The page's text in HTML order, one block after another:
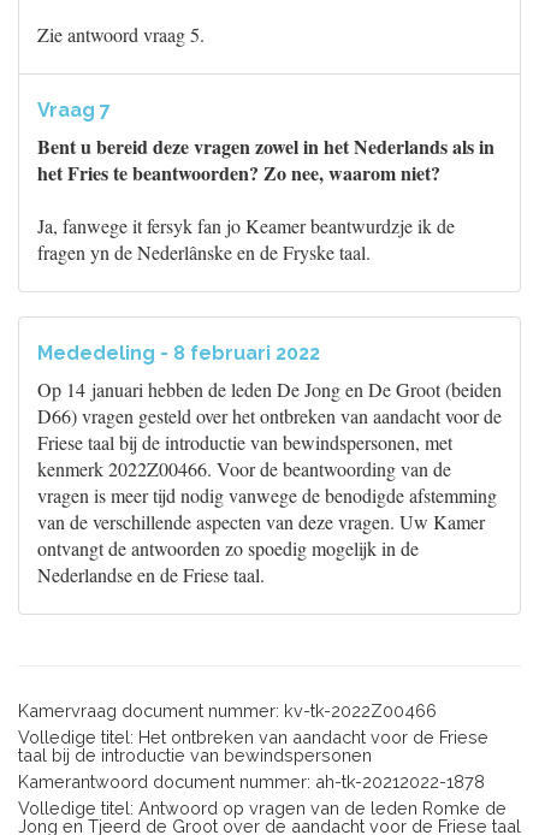
Zie antwoord vraag 5.
Vraag 7
Bent u bereid deze vragen zowel in het Nederlands als in
het Fries te beantwoorden? Zo nee, waarom niet?
Ja, fanwege it fersyk fan jo Keamer beantwurdzje ik de
fragen yn de Nederlânske en de Fryske taal.
Mededeling - 8 februari 2022
Op 14 januari hebben de leden De Jong en De Groot (beiden
D66) vragen gesteld over het ontbreken van aandacht voor de
Friese taal bij de introductie van bewindspersonen, met
kenmerk 2022Z00466. Voor de beantwoording van de
vragen is meer tijd nodig vanwege de benodigde afstemming
van de verschillende aspecten van deze vragen. Uw Kamer
ontvangt de antwoorden zo spoedig mogelijk in de
Nederlandse en de Friese taal.
Kamervraag document nummer: kv-tk-2022Z00466
Volledige titel: Het ontbreken van aandacht voor de Friese
taal bij de introductie van bewindspersonen
Kamerantwoord document nummer: ah-tk-20212022-1878
Volledige titel: Antwoord op vragen van de leden Romke de
Jong en Tjeerd de Groot over de aandacht voor de Friese taal